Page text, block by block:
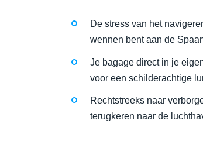
De stress van het
wennen bent aan de
Je bagage direct in je
voor een schilderachtige
Rechtstreeks naar
terugkeren naar de